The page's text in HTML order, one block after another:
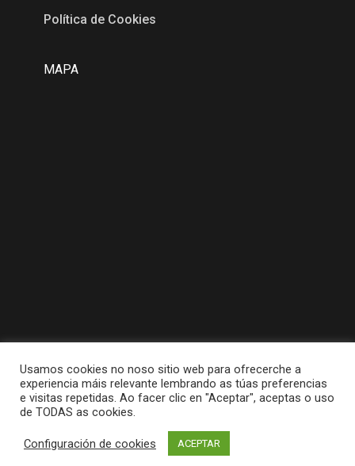
Política de Cookies
MAPA
Pobra do Caramiñal
Usamos cookies no noso sitio web para ofrecerche a
experiencia máis relevante lembrando as túas preferencias
e visitas repetidas. Ao facer clic en "Aceptar", aceptas o uso
de TODAS as cookies.
Configuración de cookies ACEPTAR